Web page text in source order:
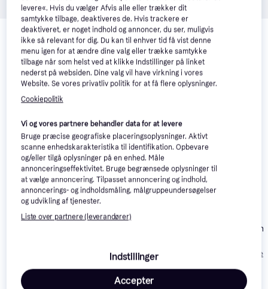
Relaterede produkter
Se vores forslag til andre produkter, der matcher dine
interesser. Vis alle
Uhlsport Powerline
Målmandshandske
Powerline Supersoft
246 kr.
Orange Sort
Eller 3 betalinger
levere«. Hvis du vælger Afvis alle eller trækker dit
samtykke tilbage, deaktiveres de. Hvis trackere er
deaktiveret, er noget indhold og annoncer, du ser, muligvis
ikke så relevant for dig. Du kan til enhver tid få vist denne
menu igen for at ændre dine valg eller trække samtykke
tilbage når som helst ved at klikke Indstillinger på linket
nederst på websiden. Dine valg vil have virkning i vores
Website. Se vores privatliv politik for at få flere oplysninger.
Cookiepolitik
Vi og vores partnere behandler data for at levere
Bruge præcise geografiske placeringsoplysninger. Aktivt
scanne enhedskarakteristika til identifikation. Opbevare
og/eller tilgå oplysninger på en enhed. Måle
annonceringseffektivitet. Bruge begrænsede oplysninger til
at vælge annoncering. Tilpasset annoncering og indhold,
annoncerings- og indholdsmåling, målgruppeundersøgelser
og udvikling af tjenester.
Liste over partnere (leverandører)
Indstillinger
Accepter